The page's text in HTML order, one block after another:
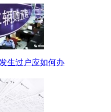
生过户应如何办